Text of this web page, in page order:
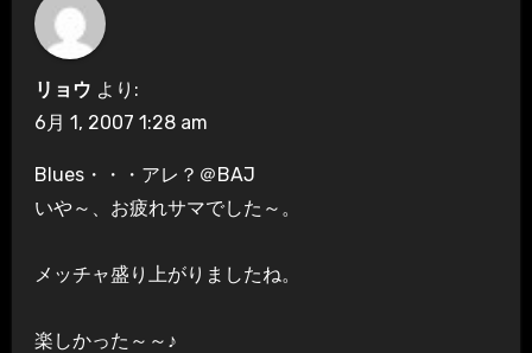
ョ
ン
リョウ より:
6月 1, 2007 1:28 am
Blues・・・アレ？＠BAJ
いや～、お疲れサマでした～。
メッチャ盛り上がりましたね。
楽しかった～～♪